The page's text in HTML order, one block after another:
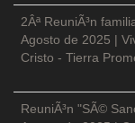
2Âª ReuniÃ³n
Agosto de 2025 |
Cristo - Tierra
ReuniÃ³n "SÃ©